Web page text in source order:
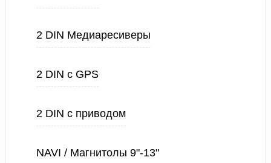
2 DIN Медиаресиверы
2 DIN с GPS
2 DIN с приводом
NAVI / Магнитолы 9"-13"